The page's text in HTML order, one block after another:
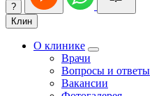
?
Клин
О клинике
Врачи
Вопросы и ответы
Вакансии